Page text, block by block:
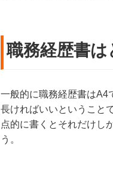
職務経歴書は
一般的に職務経歴書はA4
長ければいいということ
点的に書くとそれだけし
う。